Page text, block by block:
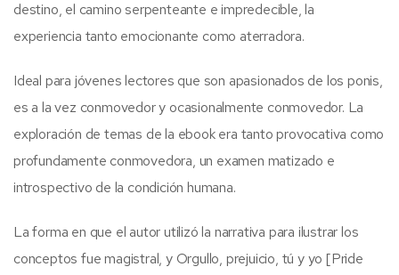
destino, el camino serpenteante e impredecible, la
experiencia tanto emocionante como aterradora.
Ideal para jóvenes lectores que son apasionados de los ponis,
es a la vez conmovedor y ocasionalmente conmovedor. La
exploración de temas de la ebook era tanto provocativa como
profundamente conmovedora, un examen matizado e
introspectivo de la condición humana.
La forma en que el autor utilizó la narrativa para ilustrar los
conceptos fue magistral, y Orgullo, prejuicio, tú y yo [Pride